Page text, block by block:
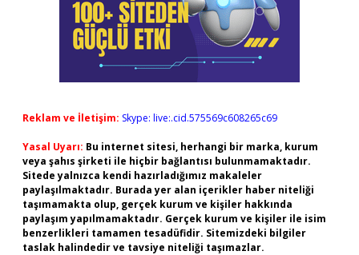
Reklam ve İletişim: Skype: live:.cid.575569c608265c69
Yasal Uyarı: Bu internet sitesi, herhangi bir marka, kurum
veya şahıs şirketi ile hiçbir bağlantısı bulunmamaktadır.
Sitede yalnızca kendi hazırladığımız makaleler
paylaşılmaktadır. Burada yer alan içerikler haber niteliği
taşımamakta olup, gerçek kurum ve kişiler hakkında
paylaşım yapılmamaktadır. Gerçek kurum ve kişiler ile isim
benzerlikleri tamamen tesadüfidir. Sitemizdeki bilgiler
taslak halindedir ve tavsiye niteliği taşımazlar.